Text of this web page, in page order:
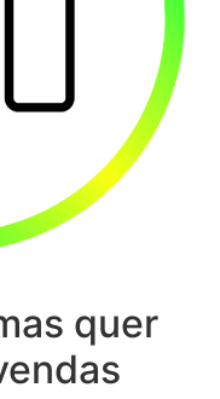
quer